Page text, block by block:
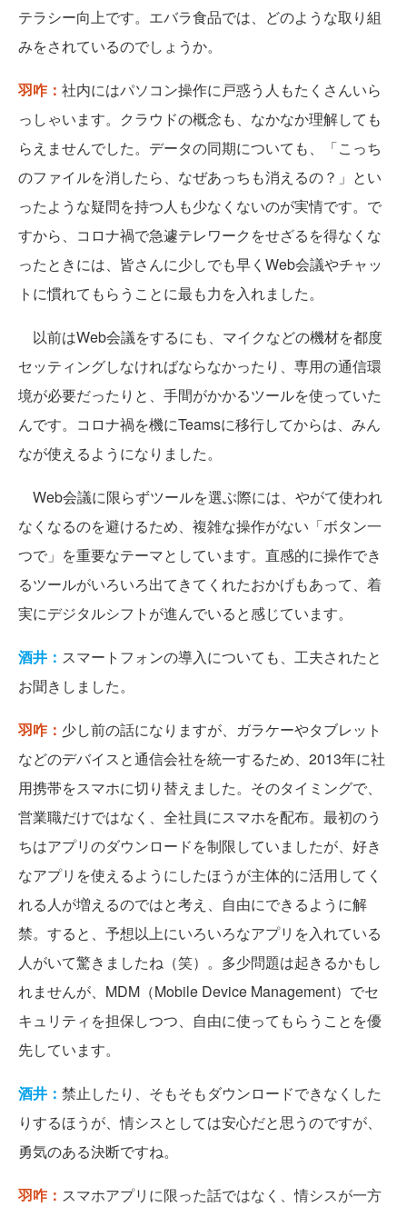
テラシー向上です。エバラ食品では、どのような取り組
みをされているのでしょうか。
羽咋： 社内にはパソコン操作に戸惑う人もたくさんいら
っしゃいます。クラウドの概念も、なかなか理解しても
らえませんでした。データの同期についても、「こっち
のファイルを消したら、なぜあっちも消えるの？」とい
ったような疑問を持つ人も少なくないのが実情です。で
すから、コロナ禍で急遽テレワークをせざるを得なくな
ったときには、皆さんに少しでも早くWeb会議やチャッ
トに慣れてもらうことに最も力を入れました。
以前はWeb会議をするにも、マイクなどの機材を都度
セッティングしなければならなかったり、専用の通信環
境が必要だったりと、手間がかかるツールを使っていた
んです。コロナ禍を機にTeamsに移行してからは、みん
なが使えるようになりました。
Web会議に限らずツールを選ぶ際には、やがて使われ
なくなるのを避けるため、複雑な操作がない「ボタン一
つで」を重要なテーマとしています。直感的に操作でき
るツールがいろいろ出てきてくれたおかげもあって、着
実にデジタルシフトが進んでいると感じています。
酒井： スマートフォンの導入についても、工夫されたと
お聞きしました。
羽咋： 少し前の話になりますが、ガラケーやタブレット
などのデバイスと通信会社を統一するため、2013年に社
用携帯をスマホに切り替えました。そのタイミングで、
営業職だけではなく、全社員にスマホを配布。最初のう
ちはアプリのダウンロードを制限していましたが、好き
なアプリを使えるようにしたほうが主体的に活用してく
れる人が増えるのではと考え、自由にできるように解
禁。すると、予想以上にいろいろなアプリを入れている
人がいて驚きましたね（笑）。多少問題は起きるかもし
れませんが、MDM（Mobile Device Management）でセ
キュリティを担保しつつ、自由に使ってもらうことを優
先しています。
酒井： 禁止したり、そもそもダウンロードできなくした
りするほうが、情シスとしては安心だと思うのですが、
勇気のある決断ですね。
羽咋： スマホアプリに限った話ではなく、情シスが一方